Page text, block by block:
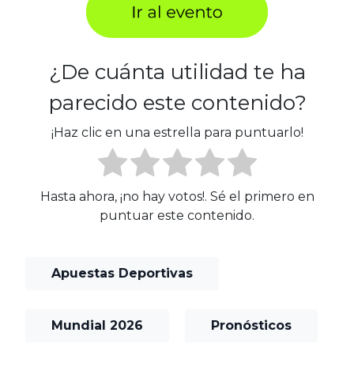
¿De cuánta utilidad te ha
parecido este contenido?
¡Haz clic en una estrella para puntuarlo!
Hasta ahora, ¡no hay votos!. Sé el primero en
puntuar este contenido.
Apuestas Deportivas
Mundial 2026 Pronósticos